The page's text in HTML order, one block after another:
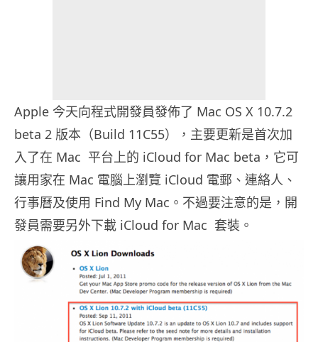
Apple 今天向程式開發員發佈了 Mac OS X 10.7.2
beta 2 版本（Build 11C55），主要更新是首次加
入了在 Mac 平台上的 iCloud for Mac beta，它可
讓用家在 Mac 電腦上瀏覽 iCloud 電郵、連絡人、
行事曆及使用 Find My Mac。不過要注意的是，開
發員需要另外下載 iCloud for Mac 套裝。